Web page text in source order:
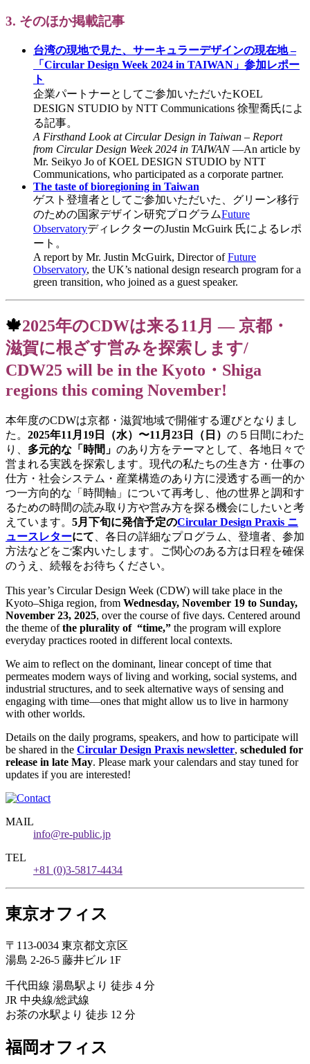
3. そのほか掲載記事
台湾の現地で見た、サーキュラーデザインの現在地 –
「Circular Design Week 2024 in TAIWAN」参加レポー
ト
企業パートナーとしてご参加いただいたKOEL
DESIGN STUDIO by NTT Communications 徐聖喬氏によ
る記事。
A Firsthand Look at Circular Design in Taiwan – Report
from Circular Design Week 2024 in TAIWAN—An article by
Mr. Seikyo Jo of KOEL DESIGN STUDIO by NTT
Communications, who participated as a corporate partner.
The taste of bioregioning in Taiwan
ゲスト登壇者としてご参加いただいた、グリーン移行
のための国家デザイン研究プログラムFuture
ObservatoryディレクターのJustin McGuirk 氏によるレポ
ート。
A report by Mr. Justin McGuirk, Director ofFuture
Observatory, the UK’s national design research program for a
green transition, who joined as a guest speaker.
🍁2025年のCDWは来る11月 — 京都・
滋賀に根ざす営みを探索します/
CDW25 will be in the Kyoto・Shiga
regions this coming November!
本年度のCDWは京都・滋賀地域で開催する運びとなりまし
た。 2025年11月19日（水）〜11月23日（日） の５日間にわた
り、 多元的な「時間」 のあり方をテーマとして、各地日々で
営まれる実践を探索します。現代の私たちの生き方・仕事の
仕方・社会システム・産業構造のあり方に浸透する画一的か
つ一方向的な「時間軸」について再考し、他の世界と調和す
るための時間の読み取り方や営み方を探る機会にしたいと考
えています。 5月下旬に発信予定のCircular Design Praxis ニ
ュースレターにて 、各日の詳細なプログラム、登壇者、参加
方法などをご案内いたします。ご関心のある方は日程を確保
のうえ、続報をお待ちください。
This year’s Circular Design Week (CDW) will take place in the
Kyoto–Shiga region, from Wednesday, November 19 to Sunday,
November 23, 2025, over the course of five days. Centered around
the theme ofthe plurality of “time,” the program will explore
everyday practices rooted in different local contexts.
We aim to reflect on the dominant, linear concept of time that
permeates modern ways of living and working, social systems, and
industrial structures, and to seek alternative ways of sensing and
engaging with time—ones that might allow us to live in harmony
with other worlds.
Details on the daily programs, speakers, and how to participate will
be shared in the Circular Design Praxis newsletter, scheduled for
release in late May. Please mark your calendars and stay tuned for
updates if you are interested!
MAIL
info@re-public.jp
TEL
+81 (0)3-5817-4434
東京オフィス
〒113-0034 東京都文京区
湯島 2-26-5 藤井ビル 1F
千代田線 湯島駅より 徒歩 4 分
JR 中央線/総武線
お茶の水駅より 徒歩 12 分
福岡オフィス